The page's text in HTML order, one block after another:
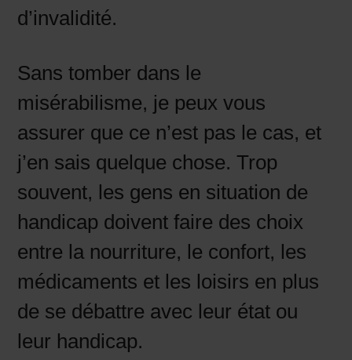
d’invalidité.
Sans tomber dans le
misérabilisme, je peux vous
assurer que ce n’est pas le cas, et
j’en sais quelque chose. Trop
souvent, les gens en situation de
handicap doivent faire des choix
entre la nourriture, le confort, les
médicaments et les loisirs en plus
de se débattre avec leur état ou
leur handicap.